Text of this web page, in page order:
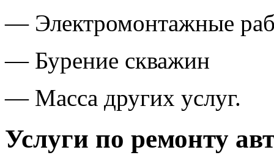
— Электромонтажные
— Бурение скважин
— Масса других услуг.
Услуги по ремонту